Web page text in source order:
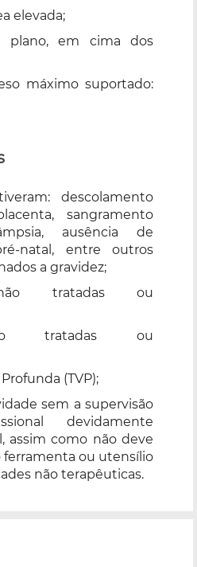
elevada;
plano, em cima dos
máximo suportado:
descolamento
sangramento
ausência de
natal, entre outros
a gravidez;
não tratadas ou
tratadas ou
(TVP);
sem a supervisão
devidamente
assim como não deve
ferramenta ou utensílio
não terapêuticas.